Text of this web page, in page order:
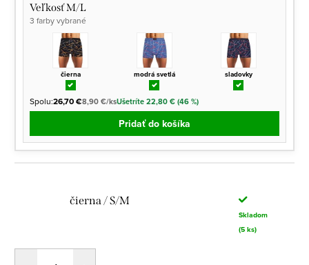
Veľkosť M/L
3 farby vybrané
čierna modrá svetlá sladovky
Spolu:26,70 €8,90 €/ksUšetríte 22,80 € (46 %)
Pridať do košíka
čierna / S/M
Skladom
(5 ks)